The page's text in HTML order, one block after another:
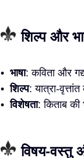
शिल्प और
• भाषा: कविता और
•शिल्प: यात्रा-
•विशेषता: किताब की
विषय-वस्तु